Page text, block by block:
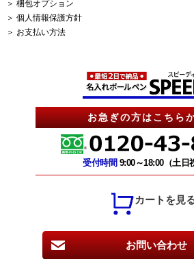
お急ぎの方はこちら
受付時間9:00～18:00（土日
カートを見
お問い合わせ
＞ 梱包オプション
＞ 個人情報保護方針
＞ お支払い方法